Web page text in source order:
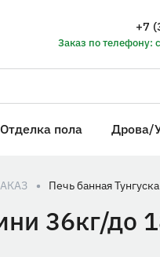
+7
Заказ по телефону:
Отделка пола Дрова/
36кг/до